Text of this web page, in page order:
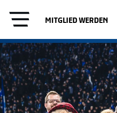
MITGLIED WERDEN